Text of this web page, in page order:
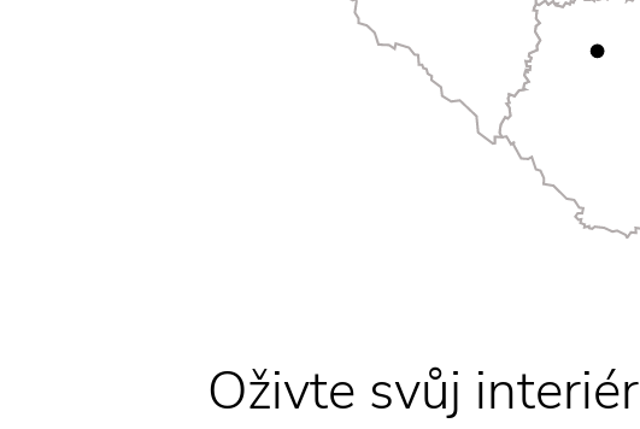
Oživte svůj interiér